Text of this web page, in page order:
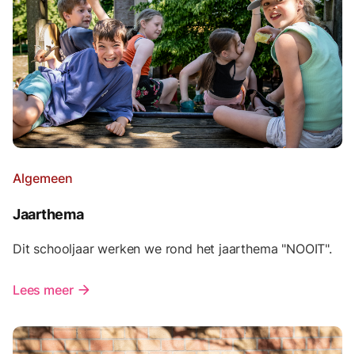
Algemeen
Jaarthema
Dit schooljaar werken we rond het jaarthema "NOOIT".
Lees meer arrow_forward